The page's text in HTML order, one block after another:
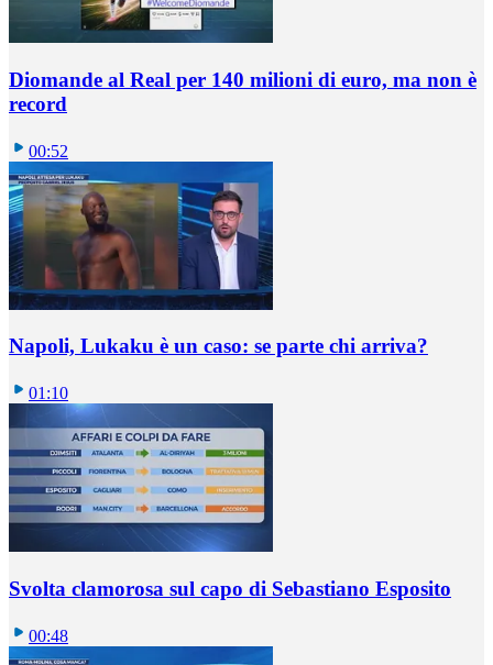
Diomande al Real per 140 milioni di euro, ma non è
record
00:52
Napoli, Lukaku è un caso: se parte chi arriva?
01:10
Svolta clamorosa sul capo di Sebastiano Esposito
00:48